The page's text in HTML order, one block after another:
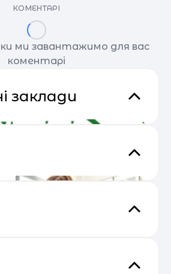
КОМЕНТАРІ
ми завантажимо для вас
коментарі
заклади